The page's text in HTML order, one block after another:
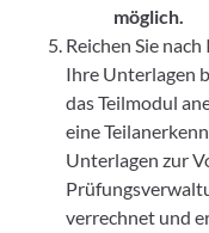
möglich.
Reichen Sie
Ihre Unterlagen
das Teilmodul
eine
Unterlagen zur
verrechnet und